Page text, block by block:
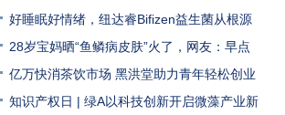
好睡眠好情绪，纽达睿Bifizen益生菌从根源
28岁宝妈晒“鱼鳞病皮肤”火了，网友：早点
亿万快消茶饮市场 黑洪堂助力青年轻松创业
知识产权日 | 绿A以科技创新开启微藻产业新